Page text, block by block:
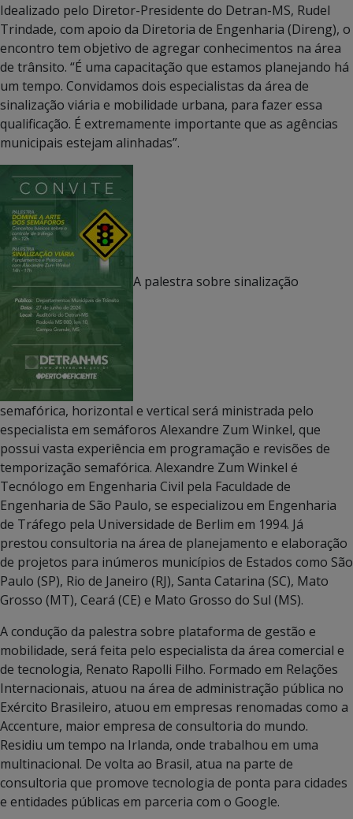
Idealizado pelo Diretor-Presidente do Detran-MS, Rudel
Trindade, com apoio da Diretoria de Engenharia (Direng), o
encontro tem objetivo de agregar conhecimentos na área
de trânsito. “É uma capacitação que estamos planejando há
um tempo. Convidamos dois especialistas da área de
sinalização viária e mobilidade urbana, para fazer essa
qualificação. É extremamente importante que as agências
municipais estejam alinhadas”.
A palestra sobre sinalização
semafórica, horizontal e vertical será ministrada pelo
especialista em semáforos Alexandre Zum Winkel, que
possui vasta experiência em programação e revisões de
temporização semafórica. Alexandre Zum Winkel é
Tecnólogo em Engenharia Civil pela Faculdade de
Engenharia de São Paulo, se especializou em Engenharia
de Tráfego pela Universidade de Berlim em 1994. Já
prestou consultoria na área de planejamento e elaboração
de projetos para inúmeros municípios de Estados como São
Paulo (SP), Rio de Janeiro (RJ), Santa Catarina (SC), Mato
Grosso (MT), Ceará (CE) e Mato Grosso do Sul (MS).
A condução da palestra sobre plataforma de gestão e
mobilidade, será feita pelo especialista da área comercial e
de tecnologia, Renato Rapolli Filho. Formado em Relações
Internacionais, atuou na área de administração pública no
Exército Brasileiro, atuou em empresas renomadas como a
Accenture, maior empresa de consultoria do mundo.
Residiu um tempo na Irlanda, onde trabalhou em uma
multinacional. De volta ao Brasil, atua na parte de
consultoria que promove tecnologia de ponta para cidades
e entidades públicas em parceria com o Google.